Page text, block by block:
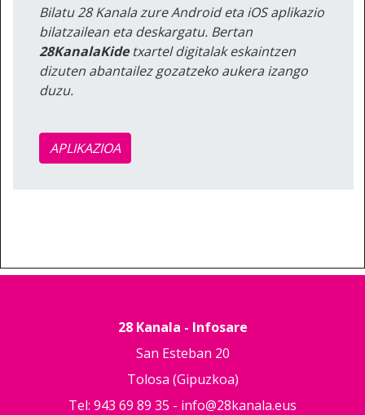
Bilatu 28 Kanala zure Android eta iOS aplikazio
bilatzailean eta deskargatu. Bertan
28KanalaKidetxartel digitalak eskaintzen
dizuten abantailez gozatzeko aukera izango
duzu.
APLIKAZIOA
28 Kanala - Infosare
San Esteban 20
Tolosa (Gipuzkoa)
Tel: 943 69 89 35 - info@28kanala.eus